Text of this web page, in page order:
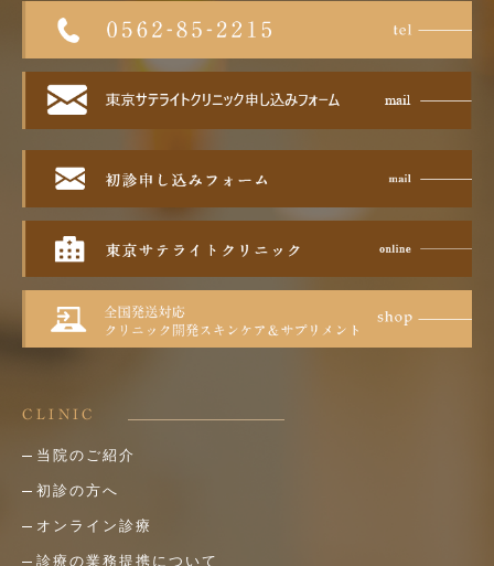
CLINIC
当院のご紹介
初診の方へ
オンライン診療
診療の業務提携について